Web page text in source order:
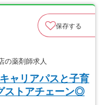
保存する
の薬剤師求人
ャリアパスと子育
ストアチェーン◎